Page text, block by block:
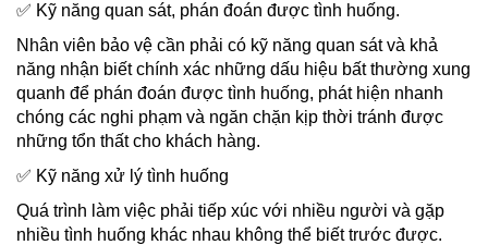
✅ Kỹ năng quan sát, phán đoán được tình huống.
Nhân viên bảo vệ cần phải có kỹ năng quan sát và khả
năng nhận biết chính xác những dấu hiệu bất thường xung
quanh để phán đoán được tình huống, phát hiện nhanh
chóng các nghi phạm và ngăn chặn kịp thời tránh được
những tổn thất cho khách hàng.
✅ Kỹ năng xử lý tình huống
Quá trình làm việc phải tiếp xúc với nhiều người và gặp
nhiều tình huống khác nhau không thể biết trước được.